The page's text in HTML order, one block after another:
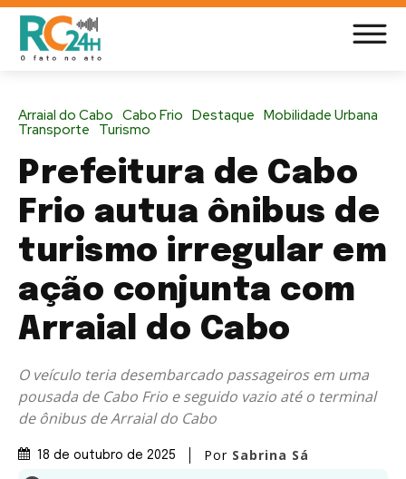
Arraial do Cabo Cabo Frio Destaque Mobilidade Urbana
Transporte Turismo
Prefeitura de Cabo
Frio autua ônibus de
turismo irregular em
ação conjunta com
Arraial do Cabo
O veículo teria desembarcado passageiros em uma
pousada de Cabo Frio e seguido vazio até o terminal
de ônibus de Arraial do Cabo
18 de outubro de 2025 Por Sabrina Sá